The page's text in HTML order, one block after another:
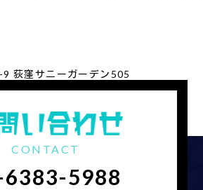
荻窪サニーガーデン505
会社概要を見る
CONTACT
5988